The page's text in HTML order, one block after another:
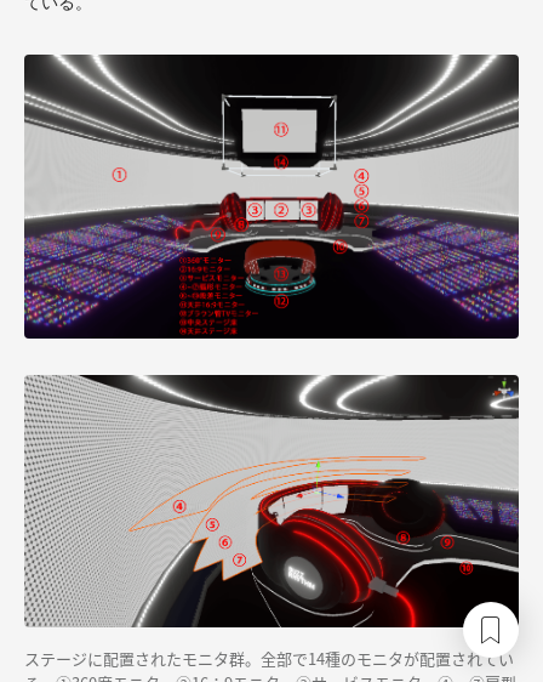
ステージに配置されたモニタ群。全部で14種のモニタが配置されてい